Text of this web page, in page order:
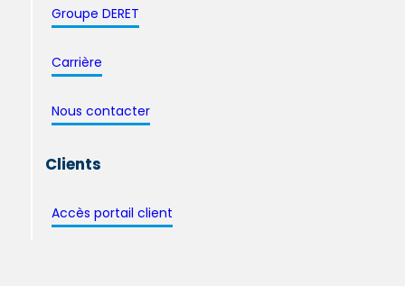
Groupe DERET
Carrière
Nous contacter
Clients
Accès portail client